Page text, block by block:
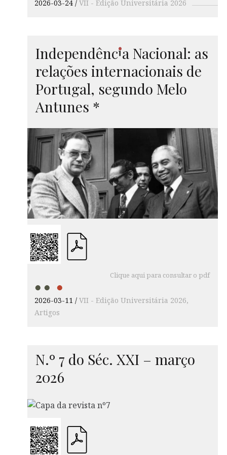
2026-03-24 VII - Edição Universitária 2026
Independência Nacional: as
relações internacionais de
Portugal, segundo Melo
Antunes *
Clique aqui para consultar o pdf
2026-03-11
VII - Edição Universitária 2026
Artigos
N.º 7 do Séc. XXI – março
2026